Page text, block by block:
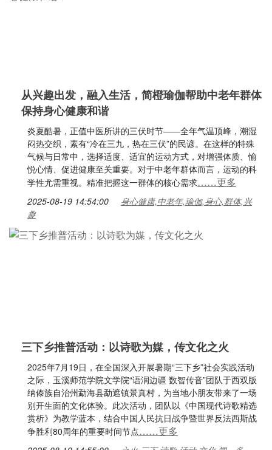
从兴趣出发，融入生活，简橙瑜伽帮助中老年群体
保持身心健康和谐
炎夏酷暑，正值中医所讲的三伏时节——全年气温顶峰，潮湿
闷热交织，素有“冷在三九，热在三伏”的民谚。在这样的特殊
气候与日常中，选择适度、适宜的运动方式，对增强体质、愉
悦心情、促进健康至关重要。对于中老年群体而言，运动的科
学性尤需重视。精准把握这一群体的核心需求……更多
2025-08-19 14:54:00
身心健康,中老年,瑜伽,身心,群体,兴
趣
三下乡推普活动：以诗歌为媒，传文化之火
2025年7月19日，在全国深入开展暑期“三下乡”社会实践活动
之际，玉溪师范学院文学院“语润边疆 数智传音”团队于西双版
纳傣族自治州勐海县勐遮镇景真村，为当地小朋友带来了一场
别开生面的文化体验。此次活动，团队以《中国现代诗歌精选
赏析》为教学蓝本，结合中国人民抗日战争暨世界反法西斯战
争胜利80周年的重要时间节点……更多